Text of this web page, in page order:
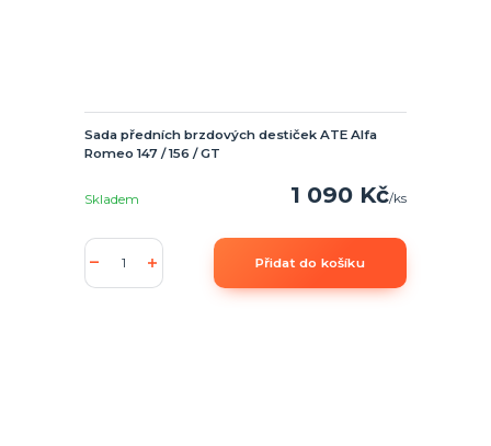
Sada předních brzdových destiček ATE Alfa
Romeo 147 / 156 / GT
1 090 Kč/ks
Skladem
Přidat do košíku